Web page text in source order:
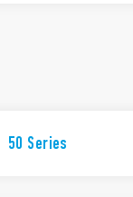
50 Series